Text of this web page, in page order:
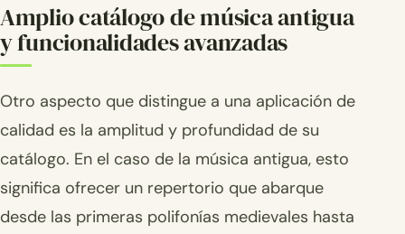
Amplio catálogo de música antigua
y funcionalidades avanzadas
Otro aspecto que distingue a una aplicación de
calidad es la amplitud y profundidad de su
catálogo. En el caso de la música antigua, esto
significa ofrecer un repertorio que abarque
desde las primeras polifonías medievales hasta